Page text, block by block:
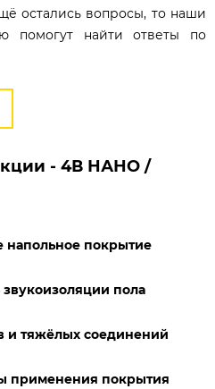
остались вопросы, то наши
помогут найти ответы по
- 4В НАНО /
напольное покрытие
пола
и тяжёлых соединений
применения покрытия